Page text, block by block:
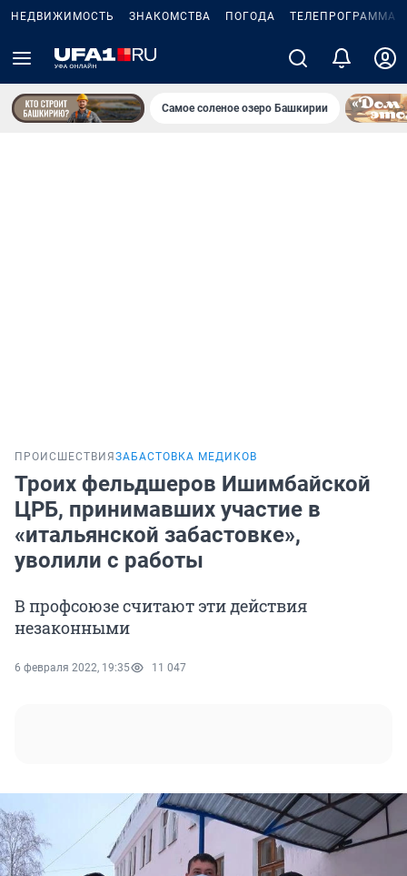
НЕДВИЖИМОСТЬ ЗНАКОМСТВА ПОГОДА ТЕЛЕПРОГРАММА
Самое соленое озеро Башкирии
ПРОИСШЕСТВИЯ ЗАБАСТОВКА МЕДИКОВ
Троих фельдшеров Ишимбайской
ЦРБ, принимавших участие в
«итальянской забастовке»,
уволили с работы
В профсоюзе считают эти действия
незаконными
6 февраля 2022, 19:35 11 047